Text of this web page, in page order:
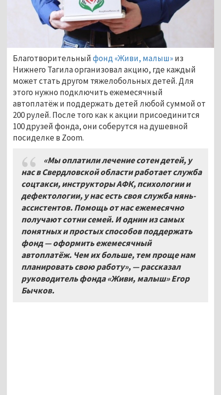
Благотворительныйфонд «Живи, малыш»из
Нижнего Тагила организовал акцию, где каждый
может стать другом тяжелобольных детей. Для
этого нужно подключить ежемесячный
автоплатёж и поддержать детей любой суммой от
200 рулей. После того как к акции присоединится
100 друзей фонда, они соберутся на душевной
посиделке в Zoom.
«Мы оплатили лечение сотен детей, у
нас в Свердловской области работает служба
соцтакси, инструкторы АФК, психологии и
дефектологии, у нас есть своя служба нянь-
ассистентов. Помощь от нас ежемесячно
получают сотни семей. И однин из самых
понятных и простых способов поддержать
фонд — оформить ежемесячный
автоплатёж. Чем их больше, тем проще нам
планировать свою работу», — рассказал
руководитель фонда «Живи, малыш» Егор
Бычков.